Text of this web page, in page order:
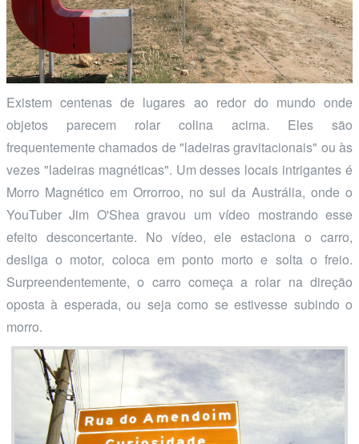
Existem centenas de lugares ao redor do mundo onde
objetos parecem rolar colina acima. Eles são
frequentemente chamados de "ladeiras gravitacionais" ou às
vezes "ladeiras magnéticas". Um desses locais intrigantes é
Morro Magnético em Orrorroo, no sul da Austrália, onde o
YouTuber Jim O'Shea gravou um vídeo mostrando esse
efeito desconcertante. No vídeo, ele estaciona o carro,
desliga o motor, coloca em ponto morto e solta o freio.
Surpreendentemente, o carro começa a rolar na direção
oposta à esperada, ou seja como se estivesse subindo o
morro.